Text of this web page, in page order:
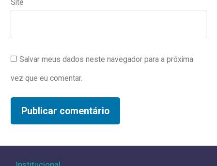
Site
Salvar meus dados neste navegador para a próxima
vez que eu comentar.